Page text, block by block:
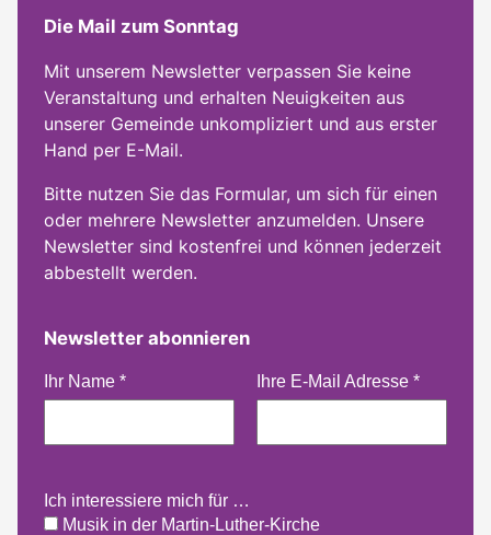
Die Mail zum Sonntag
Mit unserem Newsletter verpassen Sie keine
Veranstaltung und erhalten Neuigkeiten aus
unserer Gemeinde unkompliziert und aus erster
Hand per E-Mail.
Bitte nutzen Sie das Formular, um sich für einen
oder mehrere Newsletter anzumelden. Unsere
Newsletter sind kostenfrei und können jederzeit
abbestellt werden.
Newsletter abonnieren
Ihr Name * Ihre E-Mail Adresse *
Ich interessiere mich für …
Musik in der Martin-Luther-Kirche